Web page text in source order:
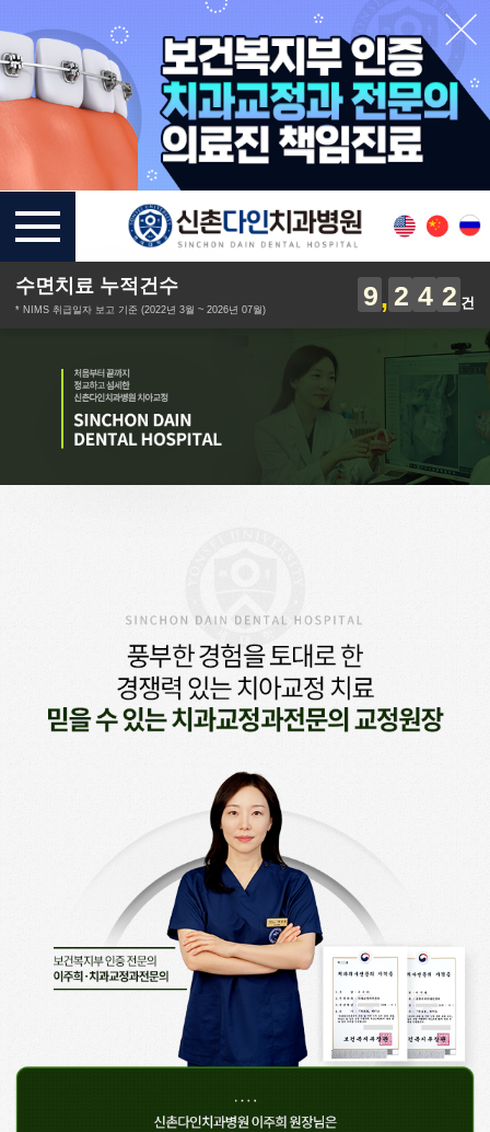
수면치료 누적건수
* NIMS 취급일자 보고 기준 (2022년 3월 ~ 2026년 07월) 9 2 4 2 건